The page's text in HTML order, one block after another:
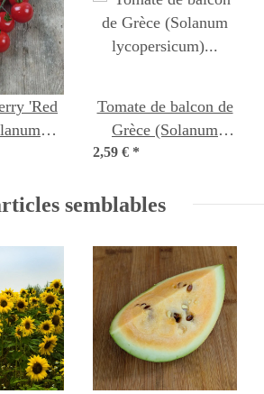
'Red
graines
Tomate de balcon de
Grèce (Solanum
lycopersicum) graines
2,59 € *
semblables